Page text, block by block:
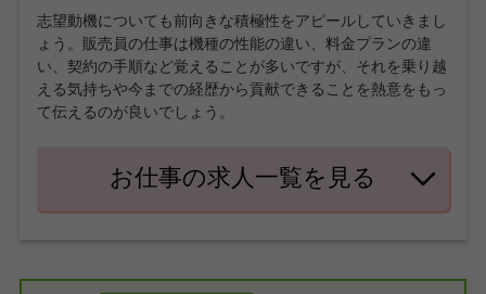
志望動機についても前向きな積極性をアピールしていきまし
ょう。販売員の仕事は機種の性能の違い、料金プランの違
い、契約の手順など覚えることが多いですが、それを乗り越
える気持ちや今までの経歴から貢献できることを熱意をもっ
て伝えるのが良いでしょう。
お仕事の求人一覧を見る